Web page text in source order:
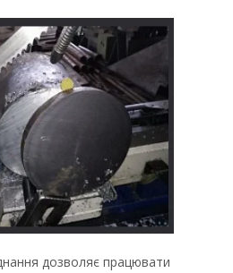
дозволяє працювати